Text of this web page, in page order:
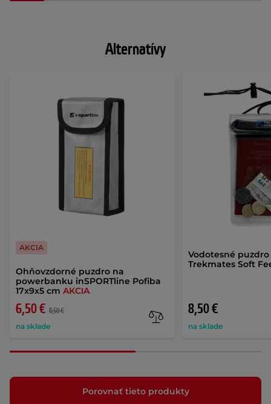
Alternatívy
Ohňovzdorné puzdro na
powerbanku inSPORTline Pofiba
17x9x5 cm AKCIA
6,50 € 8,50 €
na sklade
AKCIA
Vodotesné
Trekmates Soft
8,50 €
na sklade
Porovnať tieto produkty